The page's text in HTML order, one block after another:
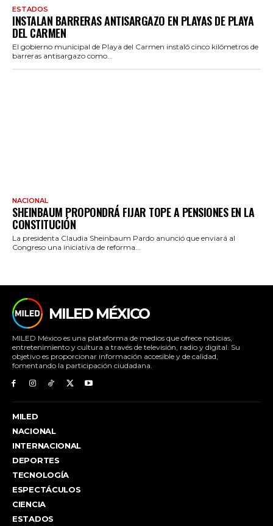
ESTADOS
INSTALAN BARRERAS ANTISARGAZO EN PLAYAS DE PLAYA
DEL CARMEN
El gobierno municipal de Playa del Carmen instaló cinco kilómetros de
barreras antisargazo como...
NACIONAL
SHEINBAUM PROPONDRÁ FIJAR TOPE A PENSIONES EN LA
CONSTITUCIÓN
La presidenta Claudia Sheinbaum Pardo anunció que enviará al
Congreso una iniciativa de reforma...
MILED MÉXICO
MILED México es una plataforma de medios que ofrece noticias,
entretenimiento y cultura a través de televisión, radio y digital. Su
objetivo es proporcionar información accesible y de calidad,
fomentando la participación ciudadana.
MILED
NACIONAL
INTERNACIONAL
DEPORTES
TECNOLOGÍA
ESPECTÁCULOS
CIENCIA
ESTADOS